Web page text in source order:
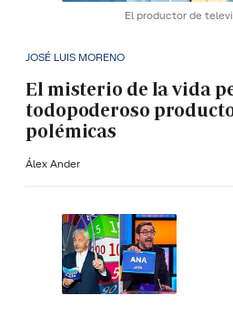
El productor de
JOSÉ LUIS MORENO
El misterio de la vida
todopoderoso
polémicas
Álex Ander